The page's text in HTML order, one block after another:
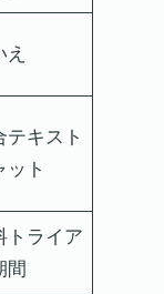
え
テキスト
ット
トライア
間